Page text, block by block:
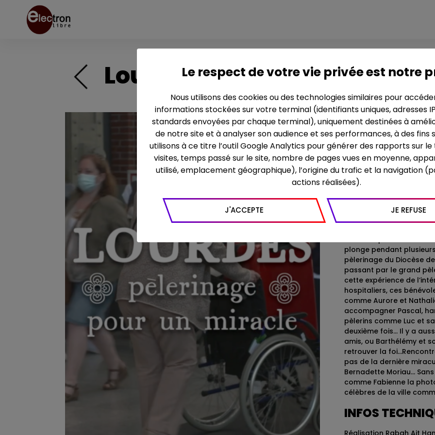
Lourdes, pèlerinage pour
SYNOPSIS
Trois millions de
a 165 ans, dans cette
au cœur des Pyrénées,
Vierge Marie à la grotte
sur ses indications, une
apparitions sont
depuis, 70 guérisons ont
lors, chaque année, les
guérison.
Pour comprendre leur
plonge pendant
pèlerinage du Diocèse
passant par le grand
cette expérience de
hospitaliers, ces
comme Aurore et
accompagner Pascal,
pèlerins comme Luc et
deuxième fois… Il y a
amis, ou Barthélémy et
retrouver la
pas de la dernière
Bernadette Moriau…
comme Fabienne la
célèbres de la ville
INFOS
Le respect de votre vie privée est notre
Nous utilisons des cookies ou des technologies similaires pour
informations stockées sur votre terminal (identifiants uniques, adresses
standards envoyées par chaque terminal), uniquement destinées à
de notre site et à analyser son audience et ses performances, à des fins
utilisons à ce titre l’outil Google Analytics pour générer des rapports sur
visites, temps passé sur le site, nombre de pages vues en moyenne,
utilisé, emplacement géographique), l’origine du trafic et la navigation
actions réalisées).
J'ACCEPTE JE REFUSE